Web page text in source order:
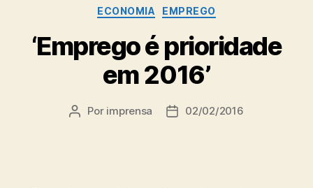
Categorias
ECONOMIA EMPREGO
‘Emprego é prioridade
em 2016’
Autor
Por imprensa
Data02/02/2016